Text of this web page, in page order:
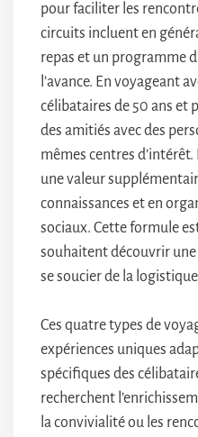
pour faciliter les
circuits incluent en
repas et un programme
l’avance. En voyageant
célibataires de 50 ans et
des amitiés avec des
mêmes centres
une valeur
connaissances et en
sociaux. Cette formule
souhaitent découvrir
se soucier de la
Ces quatre types de
expériences uniques
spécifiques des
recherchent
la convivialité ou les